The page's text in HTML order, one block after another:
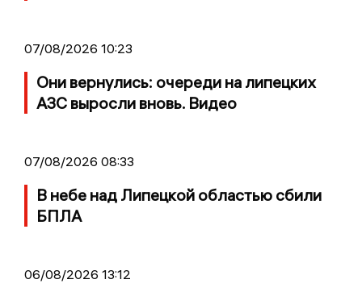
07/08/2026 10:23
Они вернулись: очереди на липецких
АЗС выросли вновь. Видео
07/08/2026 08:33
В небе над Липецкой областью сбили
БПЛА
06/08/2026 13:12